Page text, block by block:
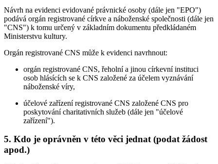
Návrh na evidenci evidované právnické osoby (dále jen "EPO")
podává orgán registrované církve a náboženské společnosti (dále jen
"CNS") k tomu určený v základním dokumentu předkládaném
Ministerstvu kultury.
Orgán registrované CNS může k evidenci navrhnout:
orgán registrované CNS, řeholní a jinou církevní instituci
osob hlásících se k CNS založené za účelem vyznávání
náboženské víry,
účelové zařízení registrované CNS založené CNS pro
poskytování charitativních služeb (dále jen "účelové
zařízení").
5. Kdo je oprávněn v této věci jednat (podat žádost
apod.)